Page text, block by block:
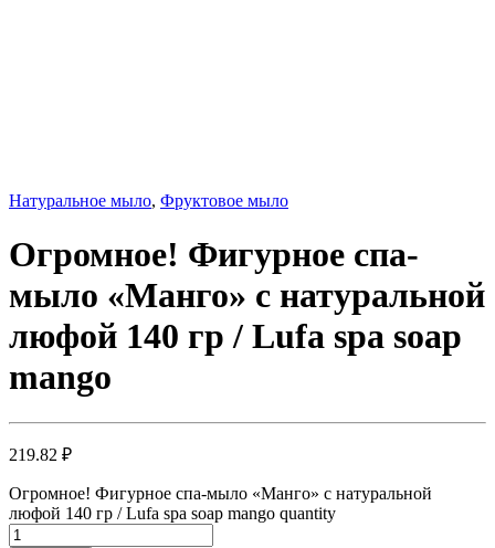
Натуральное мыло, Фруктовое мыло
Огромное! Фигурное спа-
мыло «Манго» c натуральной
люфой 140 гр / Lufa spa soap
mango
219.82 ₽
Огромное! Фигурное спа-мыло «Манго» c натуральной
люфой 140 гр / Lufa spa soap mango quantity